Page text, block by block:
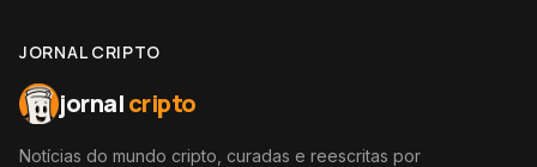
JORNAL CRIPTO
jornalcripto
Notícias do mundo cripto, curadas e reescritas por